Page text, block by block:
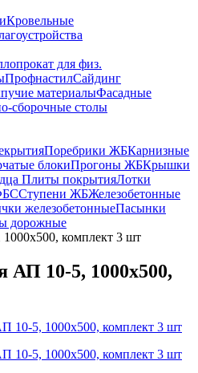
Кровельные
для физ.
ПрофнастилСайдинг
материалыФасадные
сборочные столы
Поребрики ЖБКарнизные
блокиПрогоны ЖБКрышки
Плиты покрытияЛотки
Ступени ЖБЖелезобетонные
железобетонныеПасынки
дорожные
комплект 3 шт
АП 10-5, 1000х500,